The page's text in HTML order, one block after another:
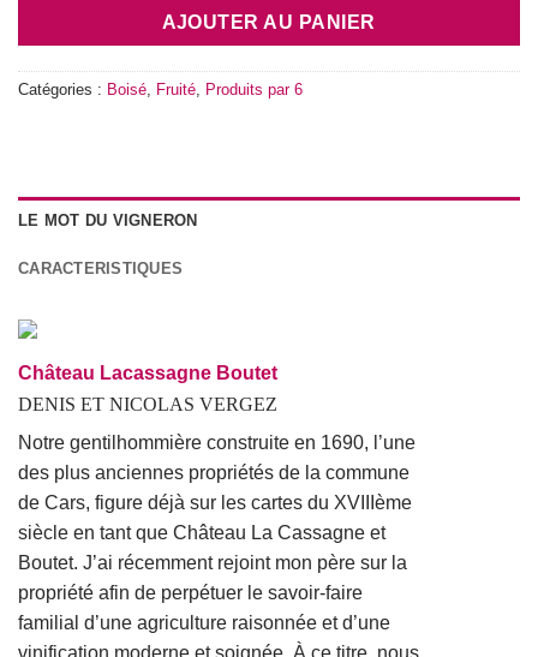
AJOUTER AU PANIER
Catégories : Boisé Fruité Produits par 6
LE MOT DU VIGNERON
CARACTERISTIQUES
Château Lacassagne Boutet
DENIS ET NICOLAS VERGEZ
Notre gentilhommière construite en 1690, l’une
des plus anciennes propriétés de la commune
de Cars, figure déjà sur les cartes du XVIIIème
siècle en tant que Château La Cassagne et
Boutet. J’ai récemment rejoint mon père sur la
propriété afin de perpétuer le savoir-faire
familial d’une agriculture raisonnée et d’une
vinification moderne et soignée. À ce titre, nous